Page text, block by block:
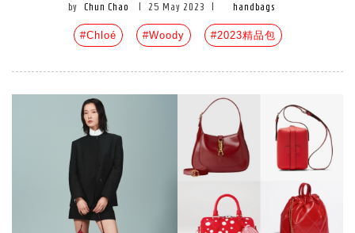
by Chun Chao 25 May 2023 handbags
#Chloé #Woody #2023精品包